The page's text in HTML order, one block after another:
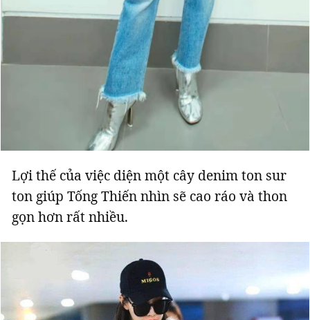
Lợi thế của việc diện một cây denim ton sur
ton giúp Tống Thiến nhìn sẽ cao ráo và thon
gọn hơn rất nhiều.